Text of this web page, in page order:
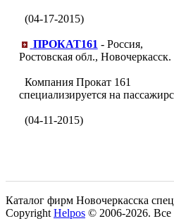
(04-17-2015)
ПРОКАТ161 - Россия,
Ростовская обл., Новочеркасск.
Компания Прокат 161
специализируется на
(04-11-2015)
Каталог фирм Новочеркасска
Copyright Helpos © 2006-2026.